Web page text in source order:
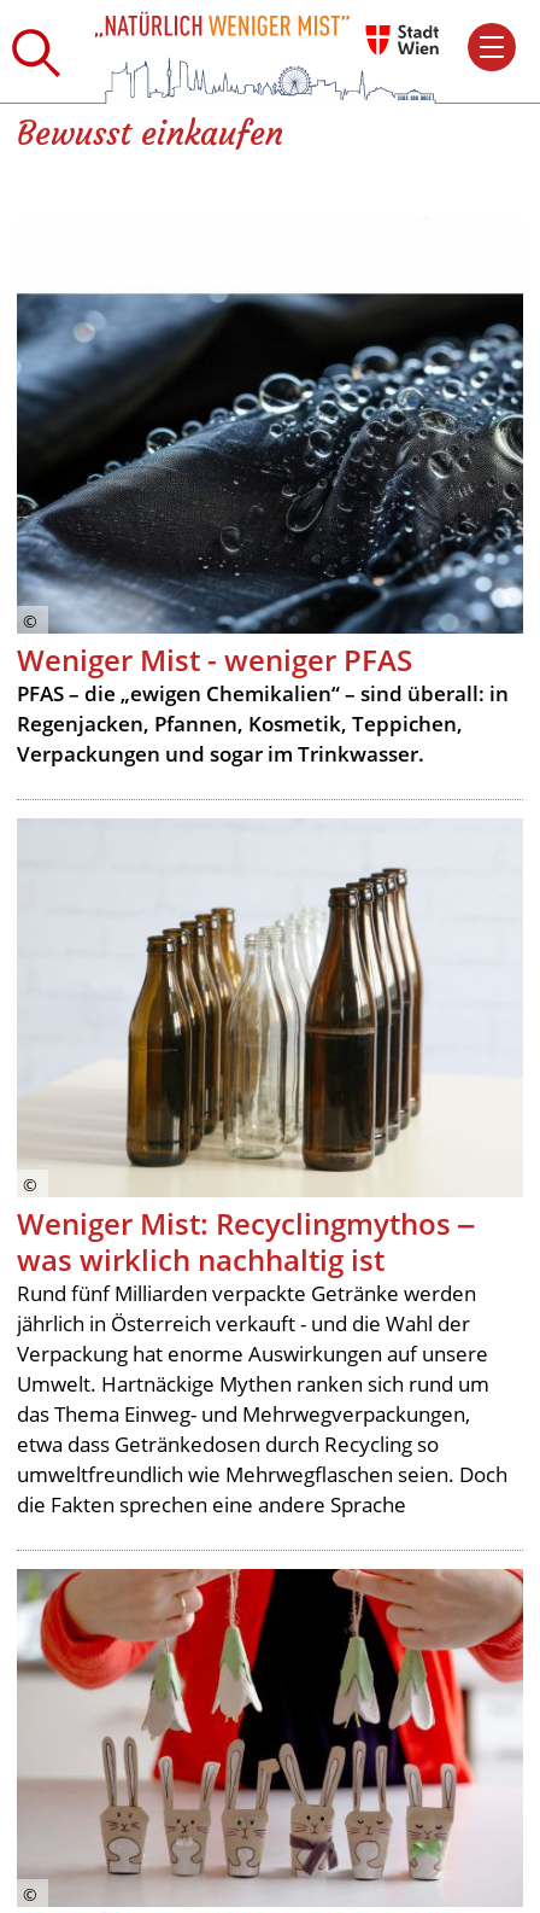
Bewusst einkaufen
Weniger Mist - weniger PFAS
PFAS – die „ewigen Chemikalien“ – sind überall: in
Regenjacken, Pfannen, Kosmetik, Teppichen,
Verpackungen und sogar im Trinkwasser.
Weniger Mist: Recyclingmythos ‒
was wirklich nachhaltig ist
Rund fünf Milliarden verpackte Getränke werden
jährlich in Österreich verkauft - und die Wahl der
Verpackung hat enorme Auswirkungen auf unsere
Umwelt. Hartnäckige Mythen ranken sich rund um
das Thema Einweg- und Mehrwegverpackungen,
etwa dass Getränkedosen durch Recycling so
umweltfreundlich wie Mehrwegflaschen seien. Doch
die Fakten sprechen eine andere Sprache